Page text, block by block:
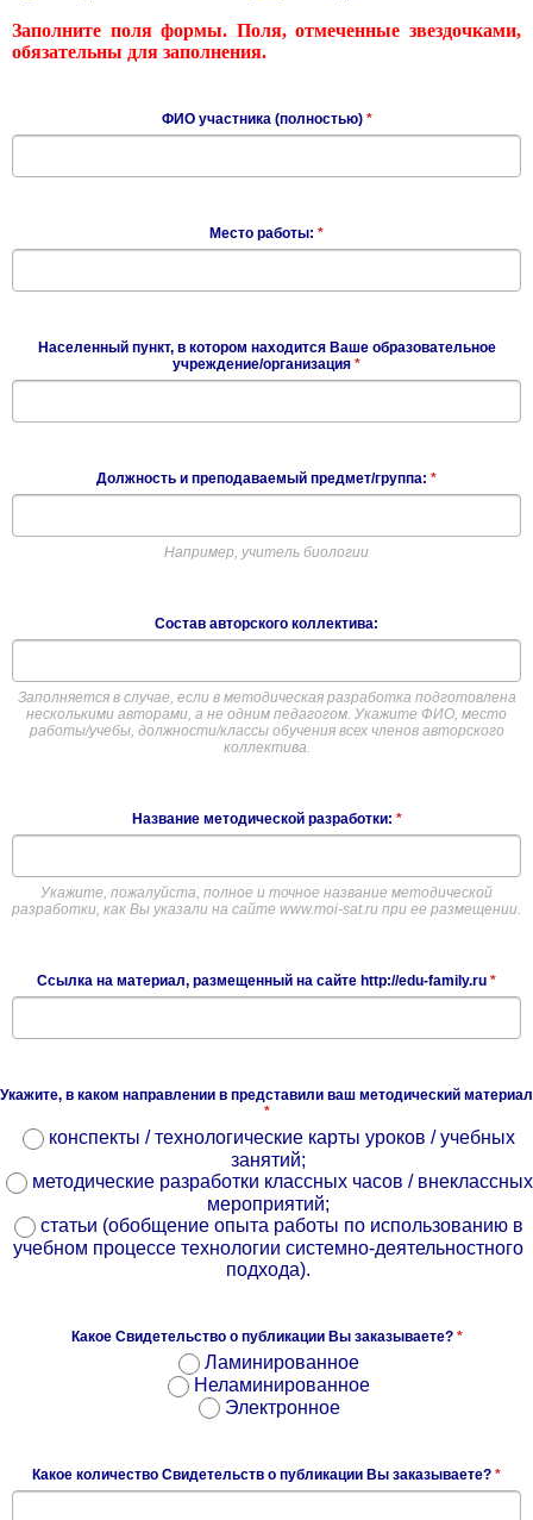
Заполните поля формы. Поля, отмеченные звездочками,
обязательны для заполнения.
ФИО участника (полностью) *
Место работы: *
Населенный пункт, в котором находится Ваше образовательное
учреждение/организация *
Должность и преподаваемый предмет/группа: *
Например, учитель биологии
Состав авторского коллектива:
Заполняется в случае, если в методическая разработка подготовлена
несколькими авторами, а не одним педагогом. Укажите ФИО, место
работы/учебы, должности/классы обучения всех членов авторского
коллектива.
Название методической разработки: *
Укажите, пожалуйста, полное и точное название методической
разработки, как Вы указали на сайте www.moi-sat.ru при ее размещении.
Ссылка на материал, размещенный на сайте http://edu-family.ru *
Укажите, в каком направлении в представили ваш методический материал
*
конспекты / технологические карты уроков / учебных
занятий;
методические разработки классных часов / внеклассных
мероприятий;
статьи (обобщение опыта работы по использованию в
учебном процессе технологии системно-деятельностного
подхода).
Какое Свидетельство о публикации Вы заказываете? *
Ламинированное
Неламинированное
Электронное
Какое количество Свидетельств о публикации Вы заказываете? *